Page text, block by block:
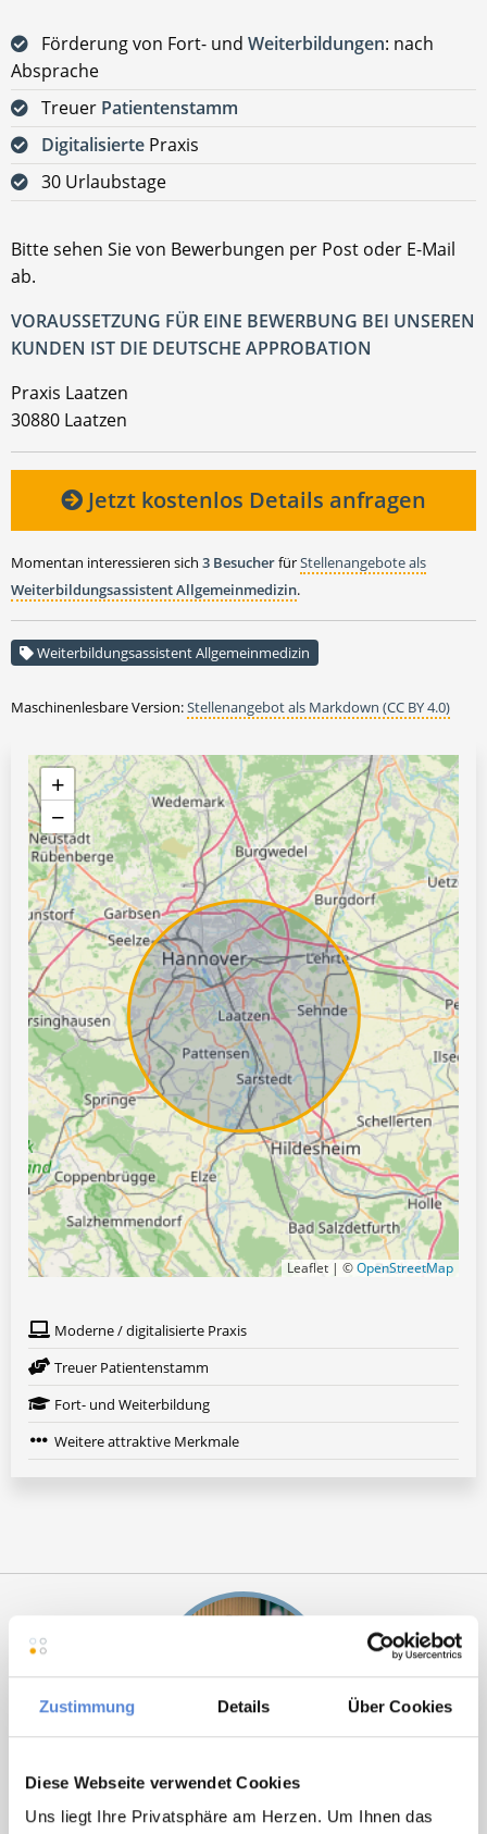
Zustimmung Details Über Cookies
Diese Webseite verwendet Cookies
Uns liegt Ihre Privatsphäre am Herzen. Um Ihnen das
Förderung von Fort- und Weiterbildungen: nach
Absprache
Treuer Patientenstamm
Digitalisierte Praxis
30 Urlaubstage
Bitte sehen Sie von Bewerbungen per Post oder E-Mail
ab.
VORAUSSETZUNG FÜR EINE BEWERBUNG BEI UNSEREN
KUNDEN IST DIE DEUTSCHE APPROBATION
Praxis Laatzen
30880 Laatzen
Jetzt kostenlos Details anfragen
Momentan interessieren sich 3 BesucherfürStellenangebote als
Weiterbildungsassistent Allgemeinmedizin.
Weiterbildungsassistent Allgemeinmedizin
Maschinenlesbare Version:Stellenangebot als Markdown (CC BY 4.0)
+
−
Leaflet | ©OpenStreetMap
Moderne / digitalisierte Praxis
Treuer Patientenstamm
Fort- und Weiterbildung
Weitere attraktive Merkmale
Marcel Willing